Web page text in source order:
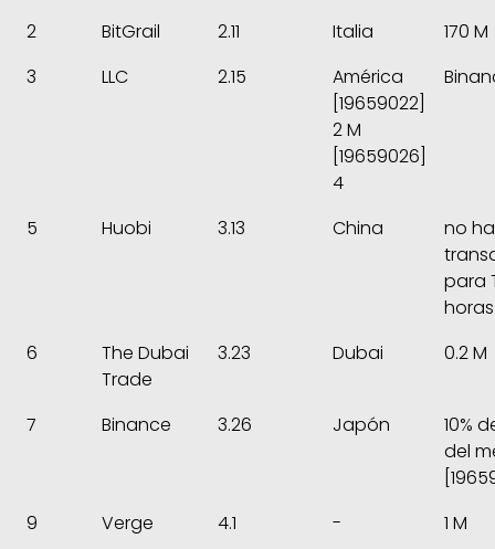
2 BitGrail 2.11 Italia
170 M
3
LLC 2.15
América
[19659022]
2 M
[19659026]
4
5 Huobi 3.13 China
no
para
horas
6
The Dubai
Trade
3.23 Dubai 0.2 M
7 Binance 3.26 Japón
10%
del
9
Verge 4.1 -
1 M